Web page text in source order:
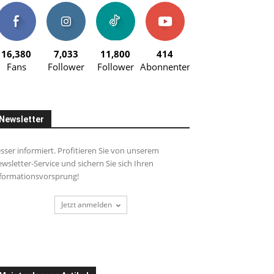
16,380
Fans
7,033
Follower
11,800
Follower
414
Abonnenten
Newsletter
informiert. Profitieren Sie von unserem
Service und sichern Sie sich Ihren
Jetzt anmelden